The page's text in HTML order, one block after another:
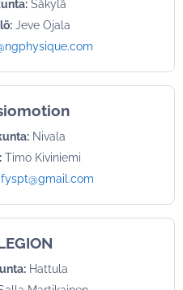
Säkylä
Jeve Ojala
Nivala
Timo Kiviniemi
Hattula